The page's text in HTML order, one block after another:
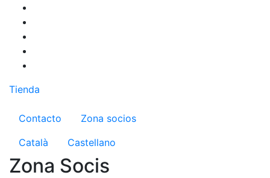
Pasar
contenido
principal
Tienda
Menú del compte d'usuari
Contacto
Zona socios
Català
Castellano
Zona Socis